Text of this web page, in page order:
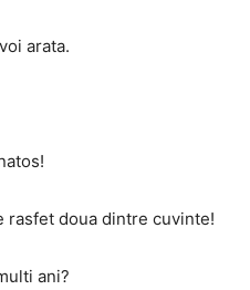
arata.
rasfet doua dintre cuvinte!
ani?